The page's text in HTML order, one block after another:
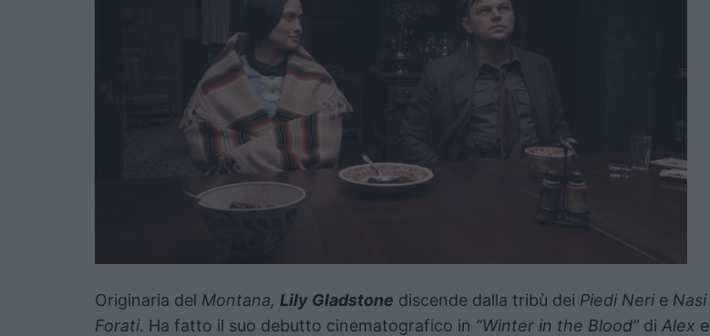
Originaria del Montana, Lily Gladstone discende dalla tribù dei Piedi Nerie Nasi
Forati. Ha fatto il suo debutto cinematografico in “Winter in the Blood” di Alex e